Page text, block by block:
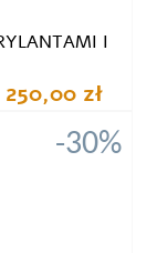
I
250,00 zł
-30%